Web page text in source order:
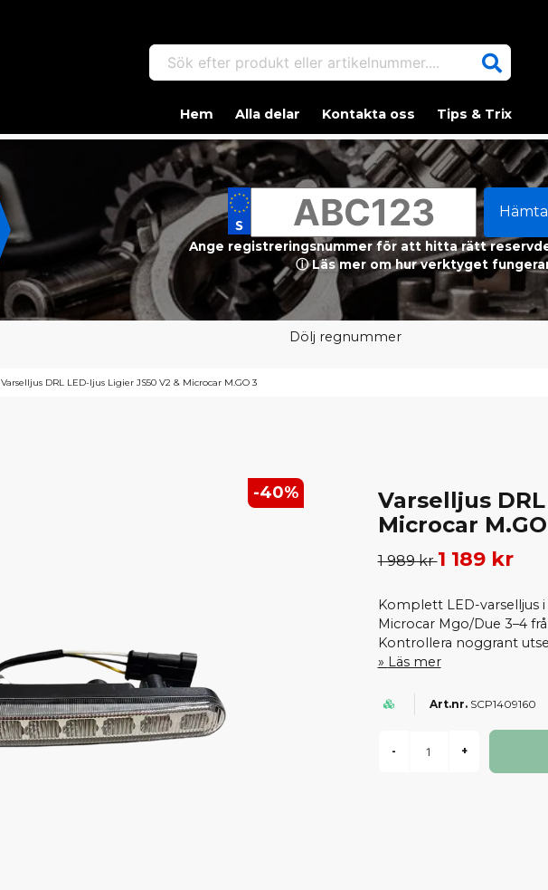
Sök efter produkt eller artikelnummer....
Hem Alla delar Kontakta oss Tips & Trix
Ange registreringsnummer för att hitta rätt
ⓘ Läs mer om hur verktyget
Dölj regnummer
Varselljus DRL LED-ljus Ligier JS50 V2 & Microcar M.GO 3
-40%
Varselljus
Microcar
1 989 kr1 189 kr
Komplett LED-varselljus
Microcar Mgo/Due 3–4
Kontrollera noggrant
Läs mer
SCP1409160
- +